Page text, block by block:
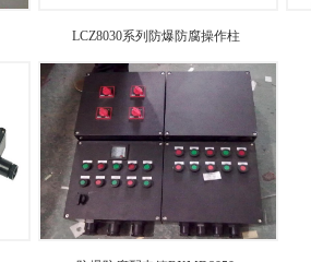
LCZ8030系列防爆防腐操作柱